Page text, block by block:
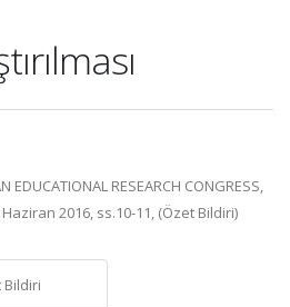
EDUCATIONAL RESEARCH CONGRESS,
2016, ss.10-11, (Özet Bildiri)
Bildiri